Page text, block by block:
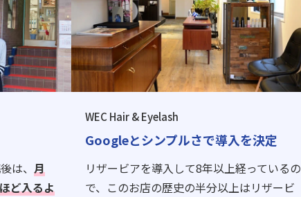
は、 月
ど入るよ
WEC Hair & Eyelash
Googleとシンプルさで導入を決定
リザービアを導入して8年以上経っているの
で、このお店の歴史の半分以上はリザービ